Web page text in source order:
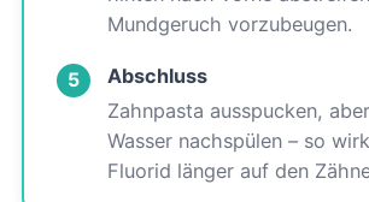
Mundgeruch vorzubeugen.
5
Abschluss
Zahnpasta ausspucken,
Wasser nachspülen – so
Fluorid länger auf den